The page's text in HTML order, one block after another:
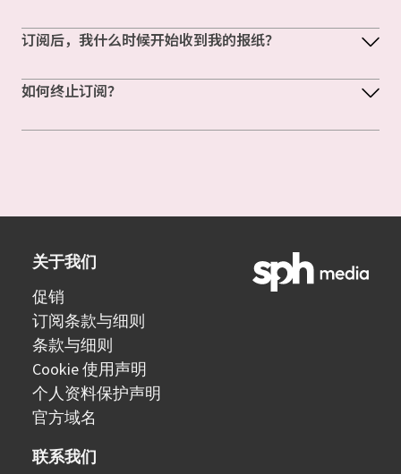
订阅后，我什么时候开始收到我的报纸？
如何终止订阅？
关于我们
促销
订阅条款与细则
条款与细则
Cookie 使用声明
个人资料保护声明
官方域名
联系我们